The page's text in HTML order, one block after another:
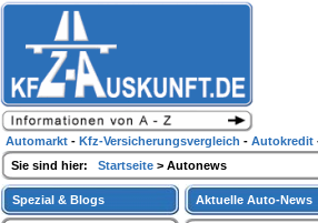
Aktuelle Auto-News
Spezial & Blogs
Automarkt - Kfz-Versicherungsvergleich - Autokredit
Sie sind hier: Startseite > Autonews